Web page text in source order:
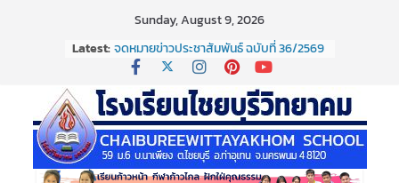
Sunday, August 9, 2026
Latest: จดหมายข่าวประชาสัมพันธ์ ฉบับที่ 36/2569
ประจำเดือนมิถุนายน 2569
กิจกรรมวันสุนทรภู่ ประจำปี ๒๕๖๙
จดหมายข่าวประชาสัมพันธ์ ฉบับที่ 38/2569
ประจำเดือนมิถุนายน 2569
จดหมายข่าวประชาสัมพันธ์ ฉบับที่ 37/2569
ประจำเดือนมิถุนายน 2569